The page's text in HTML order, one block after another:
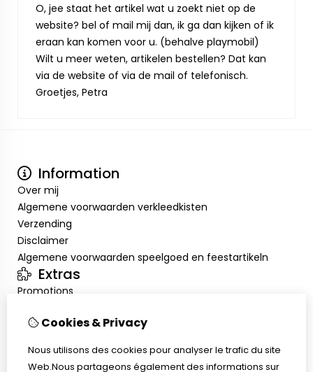
O, jee staat het artikel wat u zoekt niet op de
website? bel of mail mij dan, ik ga dan kijken of ik
eraan kan komen voor u. (behalve playmobil)
Wilt u meer weten, artikelen bestellen? Dat kan
via de website of via de mail of telefonisch.
Groetjes, Petra
Information
Over mij
Algemene voorwaarden verkleedkisten
Verzending
Disclaimer
Algemene voorwaarden speelgoed en feestartikeln
Extras
Promotions
InloggenCookies & Privacy
Nous utilisons des cookies pour analyser le trafic du site
Web.Nous partageons également des informations sur